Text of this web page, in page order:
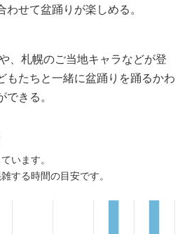
せて盆踊りが楽しめる。
、札幌のご当地キャラなどが登
もたちと一緒に盆踊りを踊るかわ
きる。
います。
する時間の目安です。